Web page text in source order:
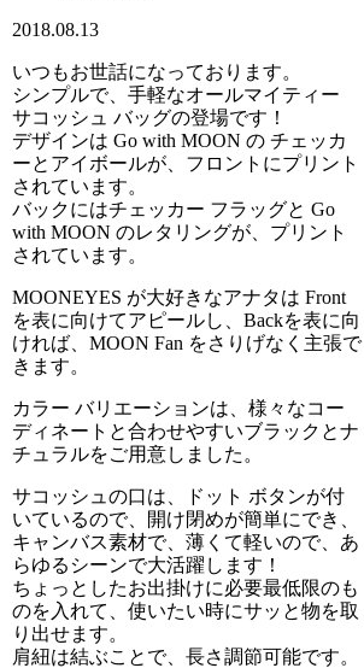
2018.08.13
いつもお世話になっております。
シンプルで、手軽なオールマイティー
サコッシュ バッグの登場です！
デザインは Go with MOON の チェッカ
ーとアイボールが、フロントにプリント
されています。
バックにはチェッカー フラッグと Go
with MOON のレタリングが、プリント
されています。
MOONEYES が大好きなアナタは Front
を表に向けてアピールし、Backを表に向
ければ、MOON Fan をさりげなく主張で
きます。
カラー バリエーションは、様々なコー
ディネートと合わせやすいブラックとナ
チュラルをご用意しました。
サコッシュの口は、ドット ボタンが付
いているので、開け閉めが簡単にでき、
キャンバス素材で、薄くて軽いので、あ
らゆるシーンで大活躍します！
ちょっとしたお出掛けに必要最低限のも
のを入れて、使いたい時にサッと物を取
り出せます。
肩紐は結ぶことで、長さ調節可能です。